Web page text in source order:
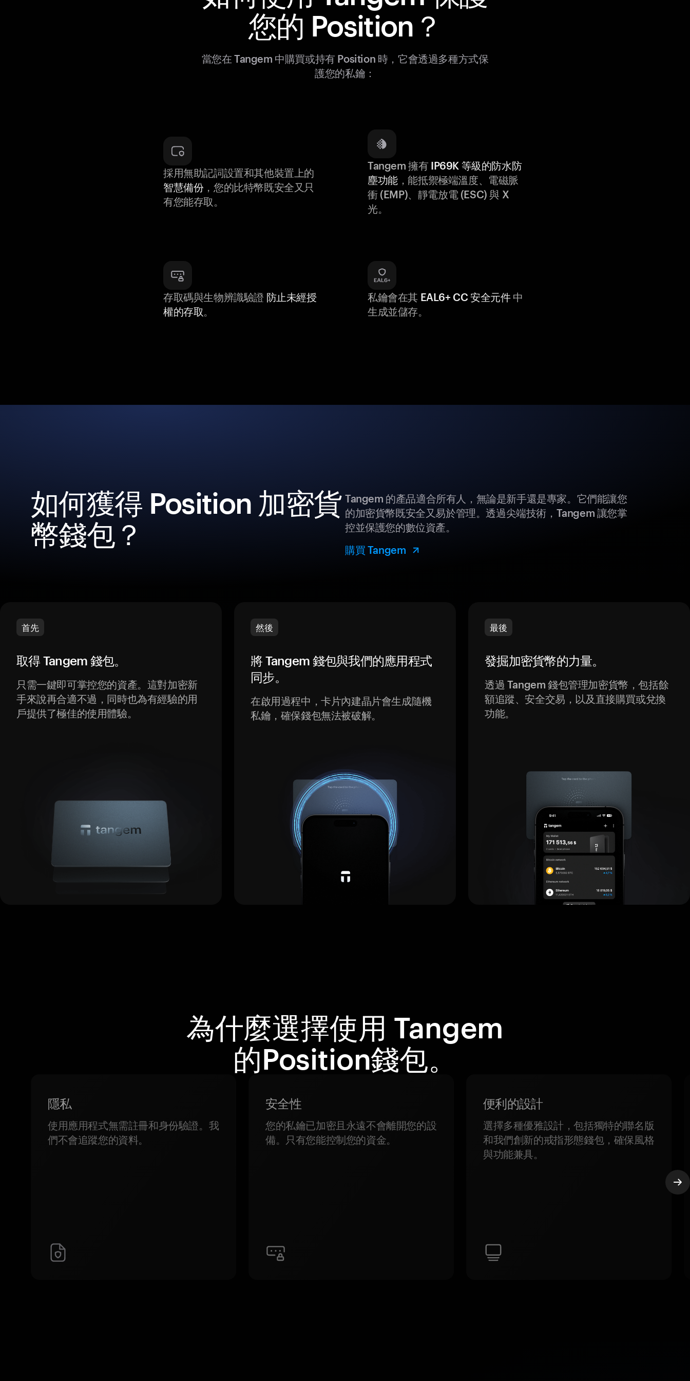
您的 Position？
當您在 Tangem 中購買或持有 Position 時，它會透過多種方式保
護您的私鑰：
採用無助記詞設置和其他裝置上的
智慧備份，您的比特幣既安全又只
有您能存取。
Tangem 擁有 IP69K 等級的防水防
塵功能，能抵禦極端溫度、電磁脈
衝 (EMP)、靜電放電 (ESC) 與 X
光。
存取碼與生物辨識驗證 防止未經授
權的存取。
私鑰會在其 EAL6+ CC 安全元件中
生成並儲存。
如何獲得 Position 加密貨
幣錢包？
Tangem 的產品適合所有人，無論是新手還是專家。它們能讓您
的加密貨幣既安全又易於管理。透過尖端技術，Tangem 讓您掌
控並保護您的數位資產。
購買 Tangem
首先
取得 Tangem 錢包。
只需一鍵即可掌控您的資產。這對加密新
手來說再合適不過，同時也為有經驗的用
戶提供了極佳的使用體驗。
然後
將 Tangem 錢包與我們的應用程式
同步。
在啟用過程中，卡片內建晶片會生成隨機
私鑰，確保錢包無法被破解。
最後
發掘加密貨幣的力量。
透過 Tangem 錢包管理加密貨幣，包括餘
額追蹤、安全交易，以及直接購買或兌換
功能。
為什麼選擇使用 Tangem
的Position錢包。
隱私
使用應用程式無需註冊和身份驗證。我
們不會追蹤您的資料。
安全性
您的私鑰已加密且永遠不會離開您的設
備。只有您能控制您的資金。
便利的設計
選擇多種優雅設計，包括獨特的聯名版
和我們創新的戒指形態錢包，確保風格
與功能兼具。